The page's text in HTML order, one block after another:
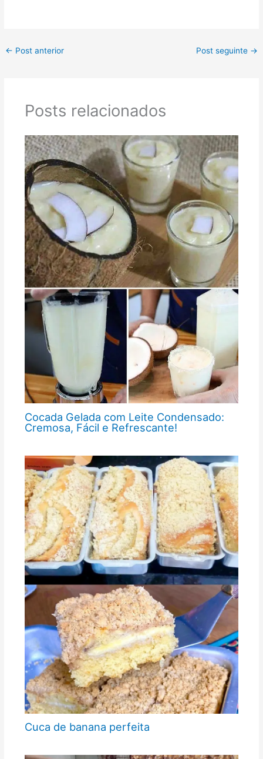
← Post anterior Post seguinte →
Posts relacionados
Cocada Gelada com Leite Condensado:
Cremosa, Fácil e Refrescante!
Cuca de banana perfeita